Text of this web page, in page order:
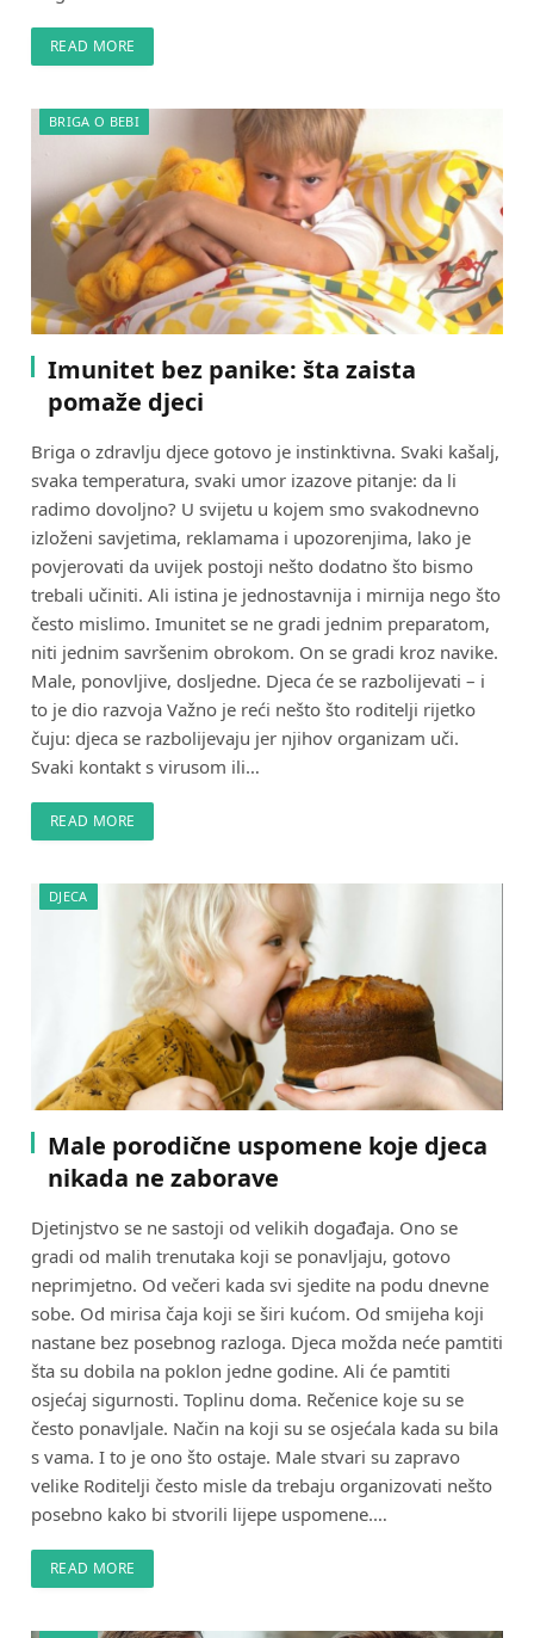
READ MORE
BRIGA O BEBI
Imunitet bez panike: šta zaista
pomaže djeci
Briga o zdravlju djece gotovo je instinktivna. Svaki kašalj,
svaka temperatura, svaki umor izazove pitanje: da li
radimo dovoljno? U svijetu u kojem smo svakodnevno
izloženi savjetima, reklamama i upozorenjima, lako je
povjerovati da uvijek postoji nešto dodatno što bismo
trebali učiniti. Ali istina je jednostavnija i mirnija nego što
često mislimo. Imunitet se ne gradi jednim preparatom,
niti jednim savršenim obrokom. On se gradi kroz navike.
Male, ponovljive, dosljedne. Djeca će se razbolijevati – i
to je dio razvoja Važno je reći nešto što roditelji rijetko
čuju: djeca se razbolijevaju jer njihov organizam uči.
Svaki kontakt s virusom ili…
READ MORE
DJECA
Male porodične uspomene koje djeca
nikada ne zaborave
Djetinjstvo se ne sastoji od velikih događaja. Ono se
gradi od malih trenutaka koji se ponavljaju, gotovo
neprimjetno. Od večeri kada svi sjedite na podu dnevne
sobe. Od mirisa čaja koji se širi kućom. Od smijeha koji
nastane bez posebnog razloga. Djeca možda neće pamtiti
šta su dobila na poklon jedne godine. Ali će pamtiti
osjećaj sigurnosti. Toplinu doma. Rečenice koje su se
često ponavljale. Način na koji su se osjećala kada su bila
s vama. I to je ono što ostaje. Male stvari su zapravo
velike Roditelji često misle da trebaju organizovati nešto
posebno kako bi stvorili lijepe uspomene.…
READ MORE